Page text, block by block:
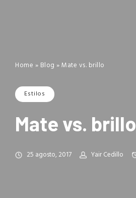
Home » Blog »Mate vs. brillo
Estilos
Mate vs. brillo
25 agosto, 2017 Yair Cedillo